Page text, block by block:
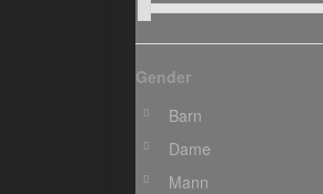
Gender
Barn
Dame
Mann